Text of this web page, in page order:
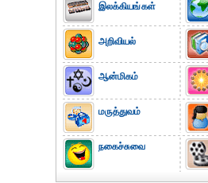
இலக்கியங்கள்
அறிவியல்
ஆன்மிகம்
மருத்துவம்
நகைச்சுவை